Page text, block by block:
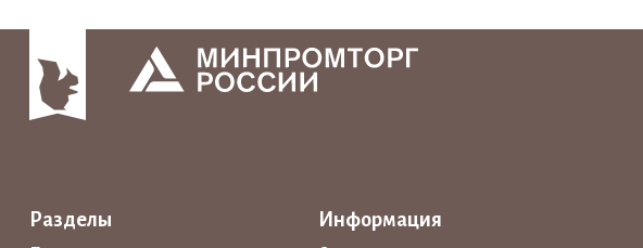
Разделы Информация